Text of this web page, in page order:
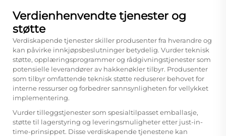
Verdienhenvendte tjenester og
støtte
Verdiskapende tjenester skiller produsenter fra hverandre og
kan påvirke innkjøpsbeslutninger betydelig. Vurder teknisk
støtte, opplæringsprogrammer og rådgivningstjenester som
potensielle leverandører av hakkenøkler tilbyr. Produsenter
som tilbyr omfattende teknisk støtte reduserer behovet for
interne ressurser og forbedrer sannsynligheten for vellykket
implementering.
Vurder tilleggstjenester som spesialtilpasset emballasje,
støtte til lagerstyring og leveringsmuligheter etter just-in-
time-prinsippet. Disse verdiskapende tjenestene kan